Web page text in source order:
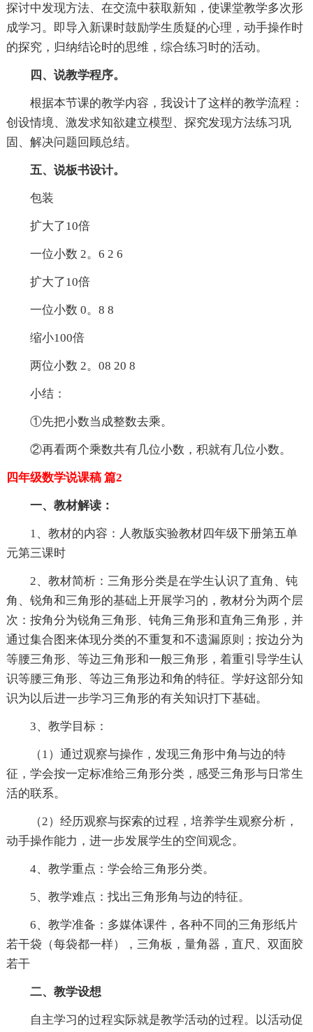
探讨中发现方法、在交流中获取新知，使课堂教学多次形
成学习。即导入新课时鼓励学生质疑的心理，动手操作时
的探究，归纳结论时的思维，综合练习时的活动。
四、说教学程序。
根据本节课的教学内容，我设计了这样的教学流程：
创设情境、激发求知欲建立模型、探究发现方法练习巩
固、解决问题回顾总结。
五、说板书设计。
包装
扩大了10倍
一位小数 2。6 2 6
扩大了10倍
一位小数 0。8 8
缩小100倍
两位小数 2。08 20 8
小结：
①先把小数当成整数去乘。
②再看两个乘数共有几位小数，积就有几位小数。
四年级数学说课稿 篇2
一、教材解读：
1、教材的内容：人教版实验教材四年级下册第五单
元第三课时
2、教材简析：三角形分类是在学生认识了直角、钝
角、锐角和三角形的基础上开展学习的，教材分为两个层
次：按角分为锐角三角形、钝角三角形和直角三角形，并
通过集合图来体现分类的不重复和不遗漏原则；按边分为
等腰三角形、等边三角形和一般三角形，着重引导学生认
识等腰三角形、等边三角形边和角的特征。学好这部分知
识为以后进一步学习三角形的有关知识打下基础。
3、教学目标：
（1）通过观察与操作，发现三角形中角与边的特
征，学会按一定标准给三角形分类，感受三角形与日常生
活的联系。
（2）经历观察与探索的过程，培养学生观察分析，
动手操作能力，进一步发展学生的空间观念。
4、教学重点：学会给三角形分类。
5、教学难点：找出三角形角与边的特征。
6、教学准备：多媒体课件，各种不同的三角形纸片
若干袋（每袋都一样），三角板，量角器，直尺、双面胶
若干
二、教学设想
自主学习的过程实际就是教学活动的过程。以活动促